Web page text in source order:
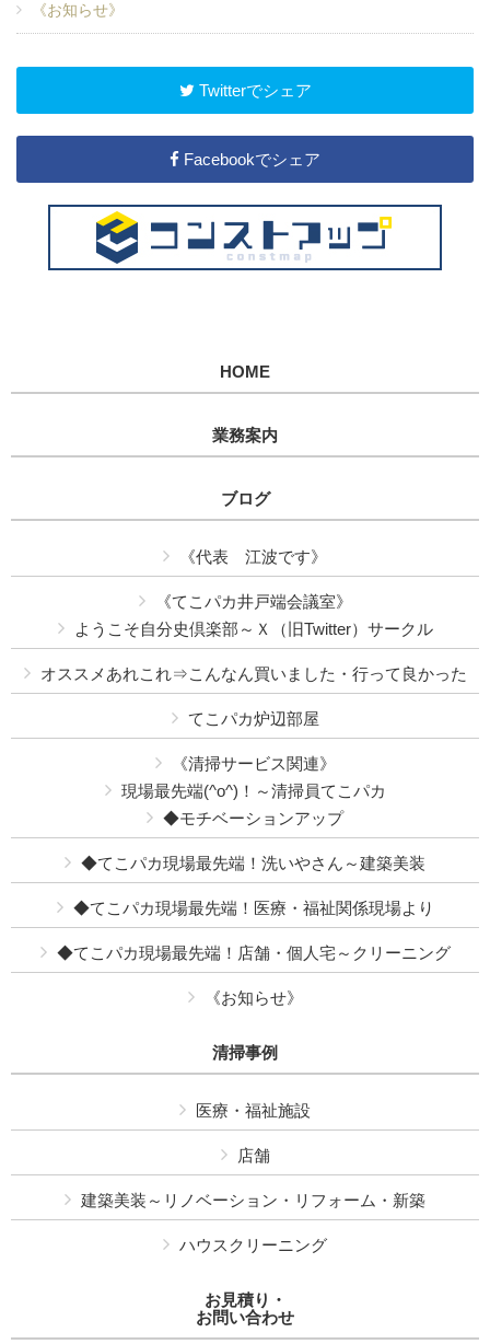
《お知らせ》
Twitterでシェア
Facebookでシェア
HOME
業務案内
ブログ
《代表 江波です》
《てこパカ井戸端会議室》
ようこそ自分史倶楽部～Ｘ（旧Twitter）サークル
オススメあれこれ⇒こんなん買いました・行って良かった
てこパカ炉辺部屋
《清掃サービス関連》
現場最先端(^o^)！～清掃員てこパカ
◆モチベーションアップ
◆てこパカ現場最先端！洗いやさん～建築美装
◆てこパカ現場最先端！医療・福祉関係現場より
◆てこパカ現場最先端！店舗・個人宅～クリーニング
《お知らせ》
清掃事例
医療・福祉施設
店舗
建築美装～リノベーション・リフォーム・新築
ハウスクリーニング
お見積り・
お問い合わせ